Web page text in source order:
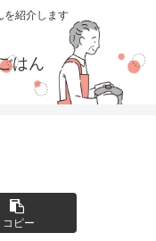
を紹介します
はん
コピー